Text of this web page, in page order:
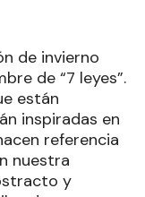
de invierno
de “7 leyes”.
están
inspiradas en
referencia
nuestra
y